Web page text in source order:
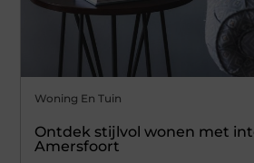
Woning En Tuin
Ontdek stijlvol wonen met
Amersfoort